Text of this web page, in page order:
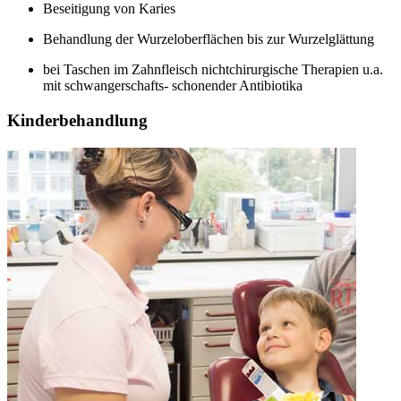
Beseitigung von Karies
Behandlung der Wurzeloberflächen bis zur Wurzelglättung
bei Taschen im Zahnfleisch nichtchirurgische Therapien u.a.
mit schwangerschafts- schonender Antibiotika
Kinderbehandlung